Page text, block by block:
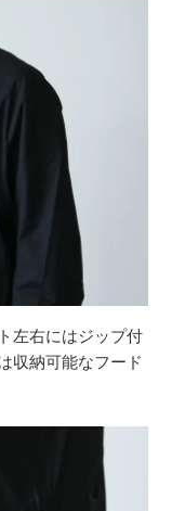
左右にはジップ付
収納可能なフード